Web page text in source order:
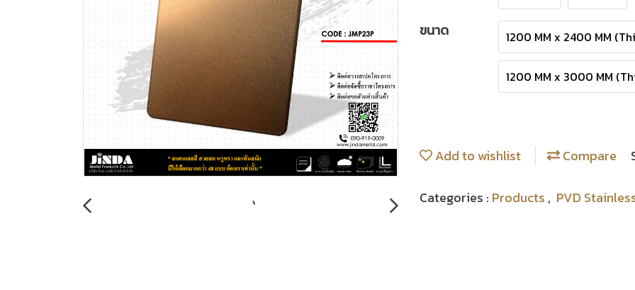
ขนาด 1200 MM x 2400 MM
1200 MM x 3000 MM
Add to wishlist Compare
Categories : Products , PVD